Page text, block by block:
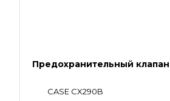
Предохранительный клапан
CASE CX290B